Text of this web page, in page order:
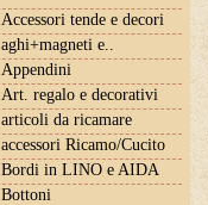
Accessori tende e decori
aghi+magneti e..
Appendini
Art. regalo e decorativi
articoli da ricamare
accessori Ricamo/Cucito
Bordi in LINO e AIDA
Bottoni